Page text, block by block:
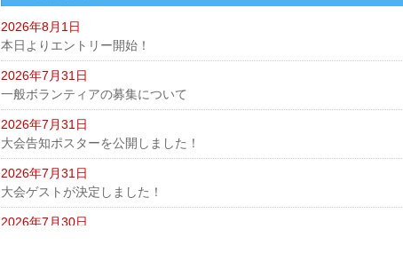
2026年8月1日
本日よりエントリー開始！
2026年7月31日
一般ボランティアの募集について
2026年7月31日
大会告知ポスターを公開しました！
2026年7月31日
大会ゲストが決定しました！
2026年7月30日